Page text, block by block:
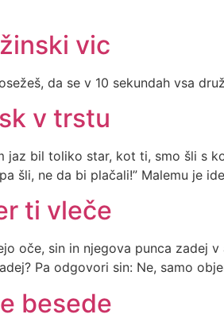
vic
da se v 10 sekundah vsa
v trstu
jaz bil toliko star, kot ti, smo šli s
šli, ne da bi plačali!” Malemu je
ti vleče
oče, sin in njegova punca zadej
Pa odgovori sin: Ne, samo
besede